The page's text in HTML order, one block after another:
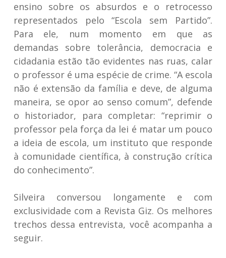
ensino sobre os absurdos e o retrocesso
representados pelo “Escola sem Partido”.
Para ele, num momento em que as
demandas sobre tolerância, democracia e
cidadania estão tão evidentes nas ruas, calar
o professor é uma espécie de crime. “A escola
não é extensão da família e deve, de alguma
maneira, se opor ao senso comum”, defende
o historiador, para completar: “reprimir o
professor pela força da lei é matar um pouco
a ideia de escola, um instituto que responde
à comunidade científica, à construção crítica
do conhecimento”.
Silveira conversou longamente e com
exclusividade com a Revista Giz. Os melhores
trechos dessa entrevista, você acompanha a
seguir.